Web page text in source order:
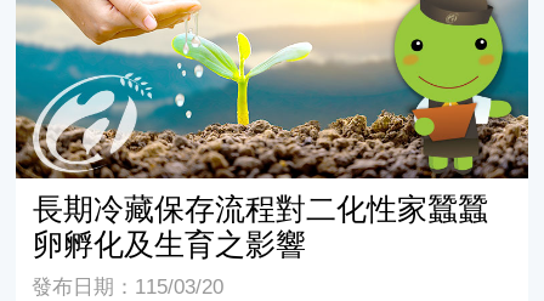
長期冷藏保存流程對二化性家蠶蠶
卵孵化及生育之影響
發布日期：115/03/20